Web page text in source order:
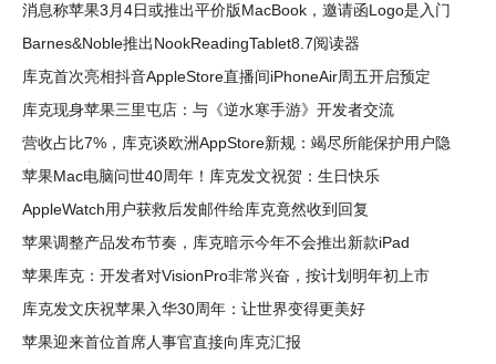
消息称苹果3月4日或推出平价版MacBook，邀请函Logo是入门
版Mac配色
Barnes&Noble推出NookReadingTablet8.7阅读器
库克首次亮相抖音AppleStore直播间iPhoneAir周五开启预定
库克现身苹果三里屯店：与《逆水寒手游》开发者交流
营收占比7%，库克谈欧洲AppStore新规：竭尽所能保护用户隐
私
苹果Mac电脑问世40周年！库克发文祝贺：生日快乐
AppleWatch用户获救后发邮件给库克竟然收到回复
苹果调整产品发布节奏，库克暗示今年不会推出新款iPad
苹果库克：开发者对VisionPro非常兴奋，按计划明年初上市
库克发文庆祝苹果入华30周年：让世界变得更美好
苹果迎来首位首席人事官直接向库克汇报